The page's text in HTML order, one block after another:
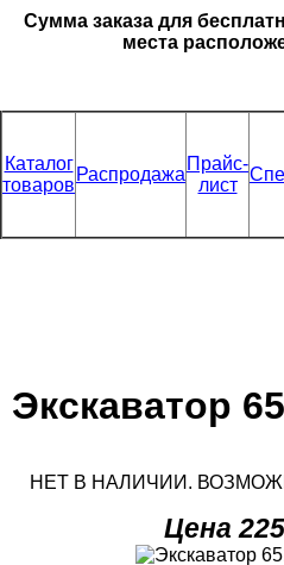
Сумма заказа для
места
Каталог
товаров
Распродажа
Прайс-
лист
Экскаватор
НЕТ В НАЛИЧИИ.
Цена